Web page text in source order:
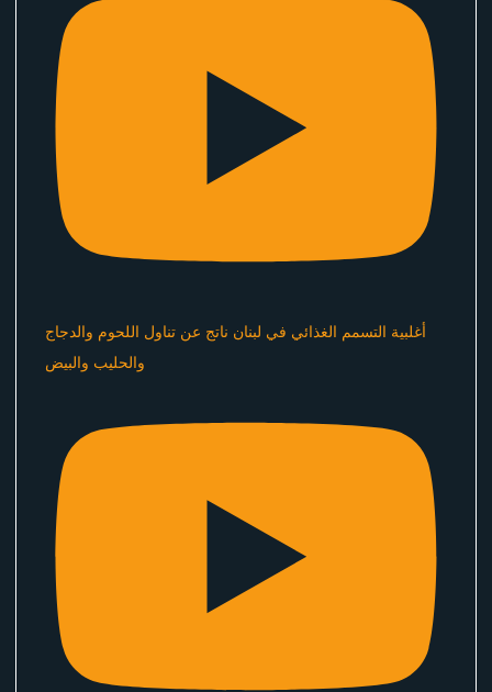
أغلبية التسمم الغذائي في لبنان ناتج عن تناول اللحوم والدجاج
والحليب والبيض